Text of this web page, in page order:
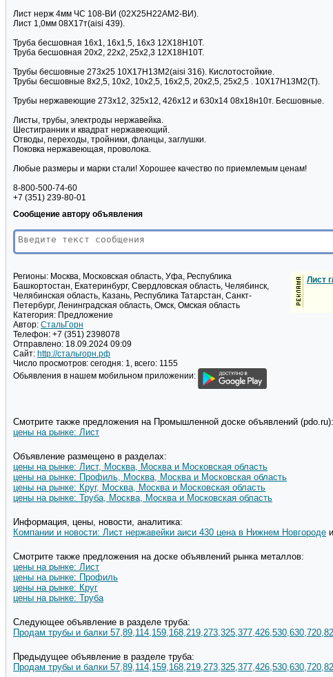
Лист нерж 4мм ЧС 108-ВИ (02Х25Н22АМ2-ВИ).
Лист 1,0мм 08Х17т(aisi 439).
Труба бесшовная 16х1, 16х1,5, 16х3 12Х18Н10Т.
Труба бесшовная 20х2, 22х2, 25х2,3 12Х18Н10Т.
Трубы бесшовные 273х25 10Х17Н13М2(aisi 316). Кислотостойкие.
Трубы бесшовные 8х2,5, 10х2, 10х2,5, 16х2,5, 20х2,5, 25х2,5 . 10Х17Н13М2(Т).
Трубы нержавеющие 273х12, 325х12, 426х12 и 630х14 08х18н10т. Бесшовные.
Листы, трубы, электроды нержавейка.
Шестигранник и квадрат нержавеющий.
Отводы, переходы, тройники, фланцы, заглушки.
Поковка нержавеющая, проволока.
Любые размеры и марки стали! Хорошее качество по приемлемым ценам!
8-800-500-74-60
+7 (351) 239-80-01
Сообщение автору объявления
Регионы: Москва, Московская область, Уфа, Республика
Башкортостан, Екатеринбург, Свердловская область, Челябинск,
Челябинская область, Казань, Республика Татарстан, Санкт-
Петербург, Ленинградская область, Омск, Омская область
Категория: Предложение
Автор: СтальГорн
Телефон: +7 (351) 2398078
Отправлено: 18.09.2024 09:09
Сайт: http://стальгорн.рф
Число просмотров: сегодня: 1, всего: 1155
Обьявления в нашем мобильном приложении:
Лист
Смотрите также предложения на Промышленной доске объявлений (pdo.ru):
цены на рынке: Лист
Объявление размещено в разделах:
цены на рынке: Лист, Москва, Москва и Московская область
цены на рынке: Профиль, Москва, Москва и Московская область
цены на рынке: Круг, Москва, Москва и Московская область
цены на рынке: Труба, Москва, Москва и Московская область
Информация, цены, новости, аналитика:
Компании и новости: Лист нержавейки аиси 430 цена в Нижнем Новгороде и
Смотрите также предложения на доске объявлений рынка металлов:
цены на рынке: Лист
цены на рынке: Профиль
цены на рынке: Круг
цены на рынке: Труба
Следующее объявление в разделе труба:
Продам трубы и балки
Предыдущее объявление в разделе труба:
Продам трубы и балки